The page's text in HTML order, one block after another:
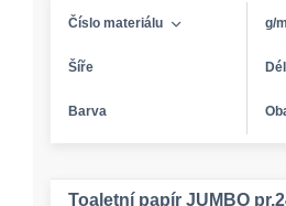
Číslo materiálu g/
Šíře
Barva
Toaletní papír JUMBO